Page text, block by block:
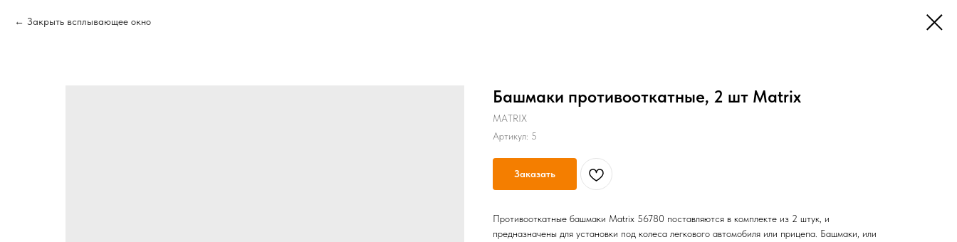
Закрыть всплывающее окно
Башмаки противооткатные, 2 шт Matrix
MATRIX
Артикул: 5
Заказать
Противооткатные башмаки Matrix 56780 поставляются в комплекте из 2 штук, и
предназначены для установки под колеса легкового автомобиля или прицепа. Башмаки, или